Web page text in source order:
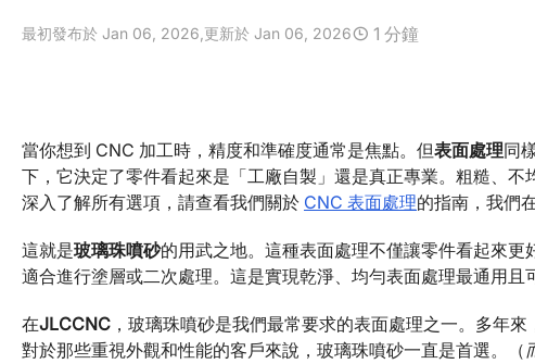
最初發布於 Jan 06, 2026, 更新於 Jan 06, 2026 1 分鐘
當你想到 CNC 加工時，精度和準確度通常是焦點。但表面處理同
下，它決定了零件看起來是「工廠自製」還是真正專業。粗糙、
深入了解所有選項，請查看我們關於 CNC 表面處理的指南，我們
這就是玻璃珠噴砂的用武之地。這種表面處理不僅讓零件看起來
適合進行塗層或二次處理。這是實現乾淨、均勻表面處理最通用且
在JLCCNC ，玻璃珠噴砂是我們最常要求的表面處理之一。多年
對於那些重視外觀和性能的客戶來說，玻璃珠噴砂一直是首選。（